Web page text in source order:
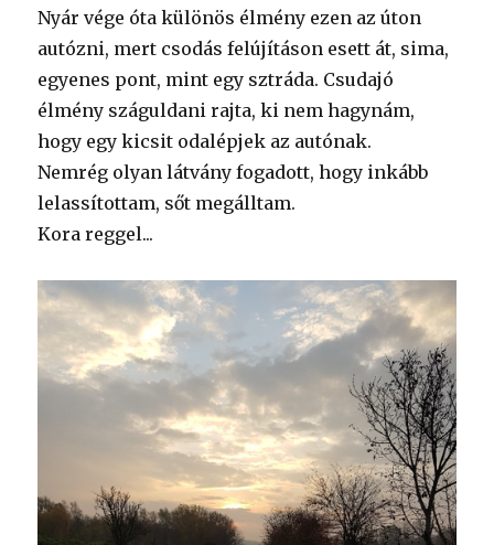
Nyár vége óta különös élmény ezen az úton
autózni, mert csodás felújításon esett át, sima,
egyenes pont, mint egy sztráda. Csudajó
élmény száguldani rajta, ki nem hagynám,
hogy egy kicsit odalépjek az autónak.
Nemrég olyan látvány fogadott, hogy inkább
lelassítottam, sőt megálltam.
Kora reggel...